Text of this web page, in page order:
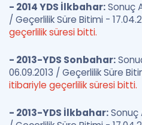
- 2014 YDS İlkbahar:Sonuç
/ Geçerlilik Süre Bitimi -
geçerlilik süresi bitti.
- 2013-YDS Sonbahar:
06.09.2013 / Geçerlilik Süre
itibariyle geçerlilik süresi bitti.
- 2013-YDS İlkbahar:Sonuç